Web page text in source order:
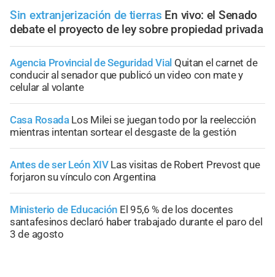
Sin extranjerización de tierras En vivo: el Senado
debate el proyecto de ley sobre propiedad privada
Agencia Provincial de Seguridad Vial Quitan el carnet de
conducir al senador que publicó un video con mate y
celular al volante
Casa Rosada Los Milei se juegan todo por la reelección
mientras intentan sortear el desgaste de la gestión
Antes de ser León XIV Las visitas de Robert Prevost que
forjaron su vínculo con Argentina
Ministerio de Educación El 95,6 % de los docentes
santafesinos declaró haber trabajado durante el paro del
3 de agosto